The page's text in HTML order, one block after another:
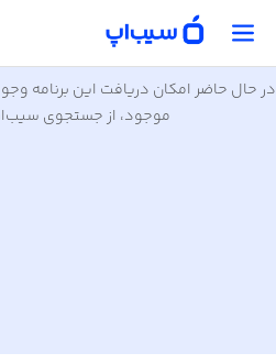
در حال حاضر امکان دریافت این برنامه
موجود، از جستجوی